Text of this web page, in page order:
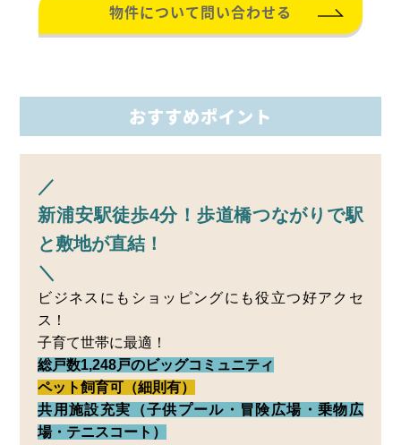
物件について問い合わせる
おすすめポイント
／
新浦安駅徒歩4分！歩道橋つながりで駅
と敷地が直結！
＼
ビジネスにもショッピングにも役立つ好アクセ
ス！
子育て世帯に最適！
総戸数1,248戸のビッグコミュニティ
ペット飼育可（細則有）
共用施設充実（子供プール・冒険広場・乗物広
場・テニスコート）